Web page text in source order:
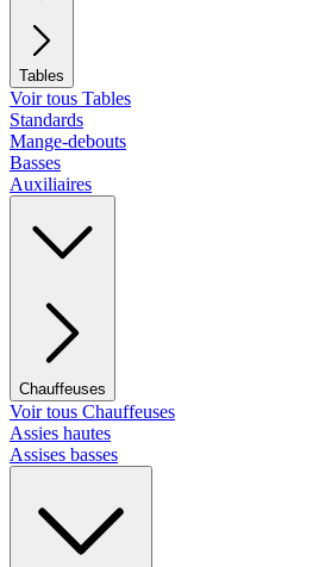
Tables
Voir tous Tables
Standards
Mange-debouts
Basses
Auxiliaires
Chauffeuses
Voir tous Chauffeuses
Assies hautes
Assises basses